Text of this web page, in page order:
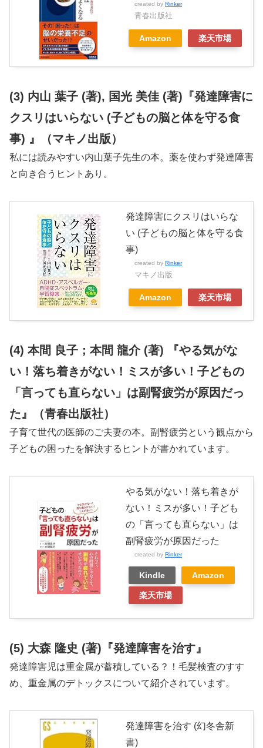
created by Rinker
青春出版社
Amazon 楽天市場
(3) 内山 葉子 (著), 国光 美佳 (著)『発達障害に
クスリはいらない (子どもの脳と体を守る食
事) 』（マキノ出版）
私には読みやすい内山葉子先生の本。薬を使わず発達障害
と向き合うヒントあり。
発達障害にクスリはいらな
い (子どもの脳と体を守る食
事)
created by Rinker
マキノ出版
Amazon 楽天市場
(4) 本間 良子；本間 龍介 (著) 『やる気がな
い！落ち着きがない！ミスが多い！子どもの
「言っても直らない」は副腎疲労が原因だっ
た』（青春出版社）
子育て世代の医師のご夫妻の本。副腎疲労という観点から
子どもの困ったを解決するヒントが書かれています。
やる気がない！落ち着きが
ない！ミスが多い！子ども
の「言っても直らない」は
副腎疲労が原因だった
created by Rinker
Kindle Amazon
楽天市場
(5) 大森 隆史 (著)『発達障害を治す』
発達障害児は重金属が蓄積している？！毛髪検査のすす
め、重金属のデトックスについて紹介されています。
発達障害を治す (幻冬舎新
書)